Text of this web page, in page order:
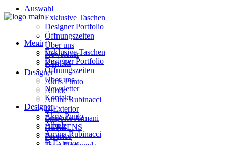
Auswahl
Exklusive Taschen
Designer Portfolio
Öffnungszeiten
Über uns
Newsletter
Kontakt
Designer
Akris Punto
Allude
Amina Rubinacci
D.Exterior
Emporio Armani
HERZENS
Peserico
Menü
Exklusive Taschen
Designer Portfolio
Öffnungszeiten
Über uns
Newsletter
Kontakt
Designer
Akris Punto
Allude
Amina Rubinacci
D.Exterior